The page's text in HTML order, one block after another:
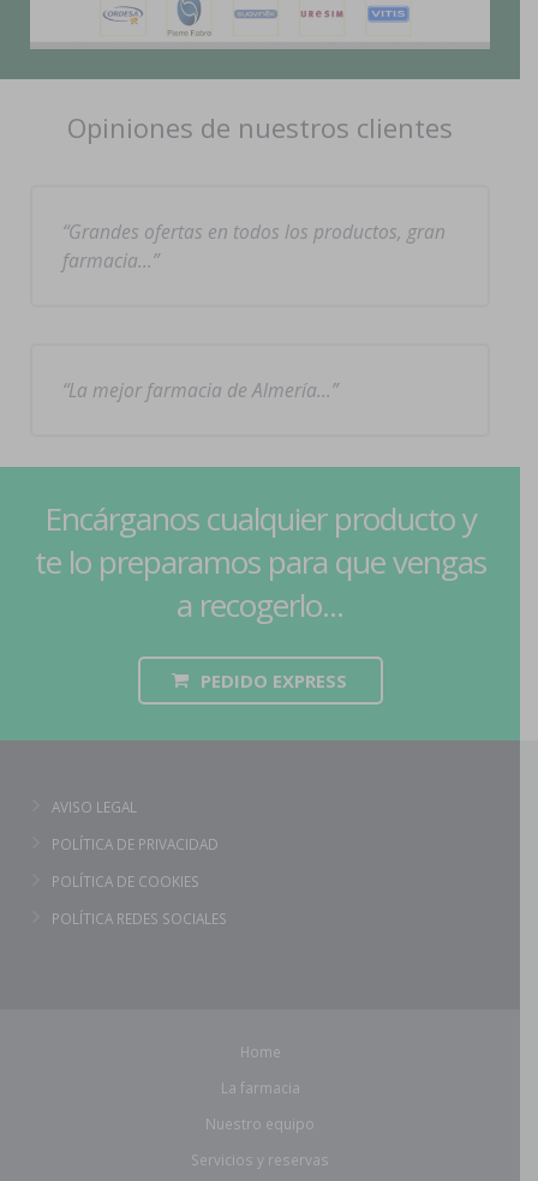
Opiniones de nuestros clientes
Grandes ofertas en todos los productos, gran
farmacia…
La mejor farmacia de Almería…
Encárganos cualquier producto y
te lo preparamos para que vengas
a recogerlo...
PEDIDO EXPRESS
AVISO LEGAL
POLÍTICA DE PRIVACIDAD
POLÍTICA DE COOKIES
POLÍTICA REDES SOCIALES
Home
La farmacia
Nuestro equipo
Servicios y reservas